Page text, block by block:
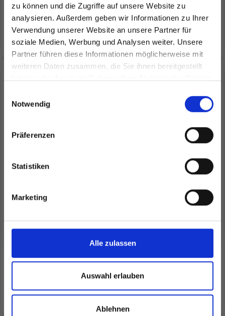
zu können und die Zugriffe auf unsere Website zu
analysieren. Außerdem geben wir Informationen zu Ihrer
Verwendung unserer Website an unsere Partner für
soziale Medien, Werbung und Analysen weiter. Unsere
Partner führen diese Informationen möglicherweise mit
weiteren Daten zusammen, die Sie ihnen bereitgestellt
Notwendig
Präferenzen
Statistiken
Marketing
Alle zulassen
Auswahl erlauben
Ablehnen
In den Warenkorb In den Warenkorb
15% Rabatt
HAT BY DROPS DESIGN
EUR 6.80EUR 8.00
In den Warenkorb
HEADBAND BY DROPS
EUR 6.40
In den Warenkorb
Spare bis zu 50%
und erhalte exklusiven Zugang zu